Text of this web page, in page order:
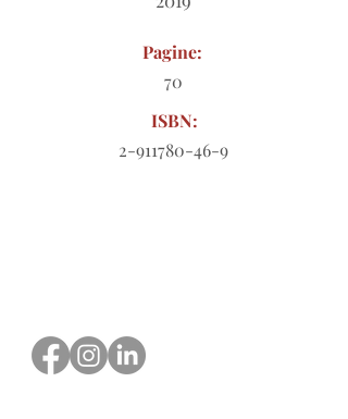
Pagine:
70
ISBN:
2-911780-46-9